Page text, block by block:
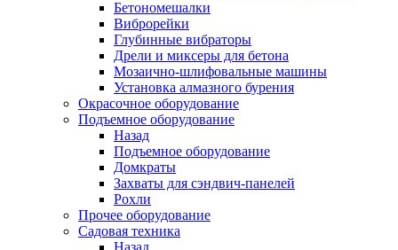
Бетономешалки
Виброрейки
Глубинные вибраторы
Дрели и миксеры для бетона
Мозаично-шлифовальные машины
Установка алмазного бурения
Окрасочное оборудование
Подъемное оборудование
Назад
Подъемное оборудование
Домкраты
Захваты для сэндвич-панелей
Рохли
Прочее оборудование
Садовая техника
Назад